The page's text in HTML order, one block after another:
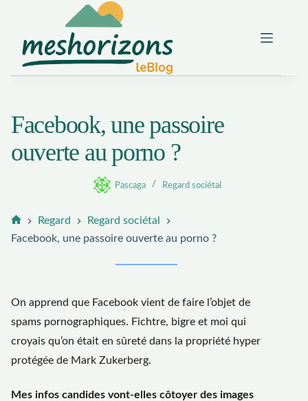
contenu
Facebook, une passoire
ouverte au porno ?
Pascaga Regard sociétal
Accueil
Regard
Regard sociétal
Facebook, une passoire ouverte au porno ?
On apprend que Facebook vient de faire l’objet de
spams pornographiques. Fichtre, bigre et moi qui
croyais qu’on était en sûreté dans la propriété hyper
protégée de Mark Zukerberg.
Mes infos candides vont-elles côtoyer des images